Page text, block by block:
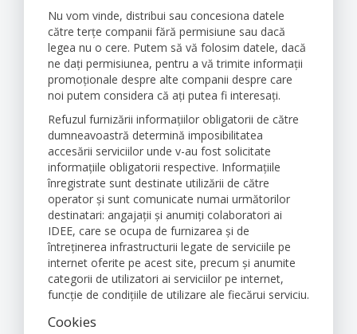
Nu vom vinde, distribui sau concesiona datele
către terțe companii fără permisiune sau dacă
legea nu o cere. Putem să vă folosim datele, dacă
ne dați permisiunea, pentru a vă trimite informații
promoționale despre alte companii despre care
noi putem considera că ați putea fi interesați.
Refuzul furnizării informațiilor obligatorii de către
dumneavoastră determină imposibilitatea
accesării serviciilor unde v-au fost solicitate
informațiile obligatorii respective. Informațiile
înregistrate sunt destinate utilizării de către
operator și sunt comunicate numai următorilor
destinatari: angajații și anumiți colaboratori ai
IDEE, care se ocupa de furnizarea și de
întreținerea infrastructurii legate de serviciile pe
internet oferite pe acest site, precum și anumite
categorii de utilizatori ai serviciilor pe internet,
funcție de condițiile de utilizare ale fiecărui serviciu.
Cookies